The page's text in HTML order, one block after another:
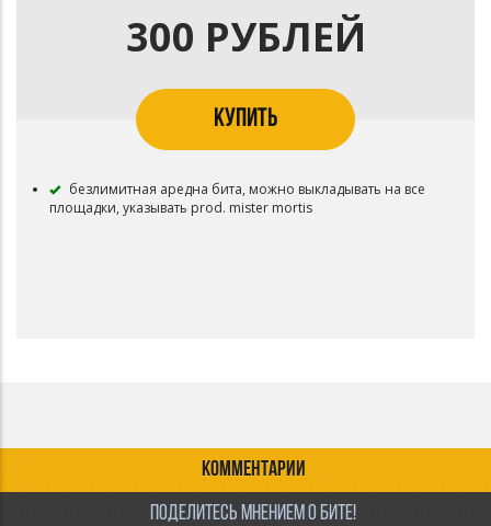
300 РУБЛЕЙ
КУПИТЬ
безлимитная аредна бита, можно выкладывать на все
площадки, указывать prod. mister mortis
КОММЕНТАРИИ
ПОДЕЛИТЕСЬ МНЕНИЕМ О БИТЕ!